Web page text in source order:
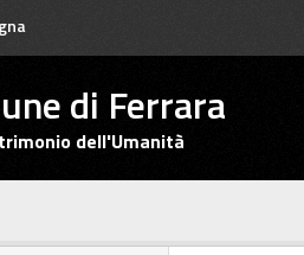
di Ferrara
dell'Umanità